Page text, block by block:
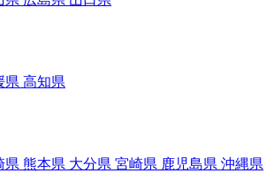
県 高知県
県 熊本県 大分県 宮崎県 鹿児島県 沖縄県